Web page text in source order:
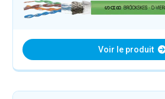
Voir le produit